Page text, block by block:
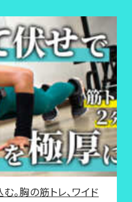
。胸の筋トレ、ワイド